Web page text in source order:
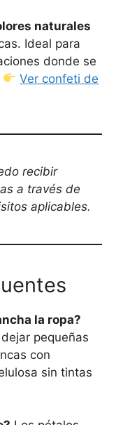
naturales
Ideal para
donde se
Ver confeti de
recibir
a través de
aplicables.
la ropa?
pequeñas
con
sin tintas